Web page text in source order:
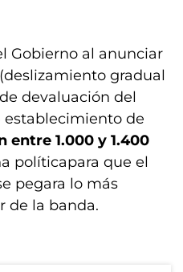
Gobierno al anunciar
gradual
devaluación del
establecimiento de
entre 1.000 y 1.400
políticapara que el
pegara lo más
de la banda.